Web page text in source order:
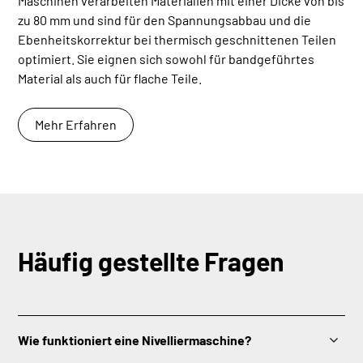
zu 80 mm und sind für den Spannungsabbau und die
Ebenheitskorrektur bei thermisch geschnittenen Teilen
optimiert. Sie eignen sich sowohl für bandgeführtes
Material als auch für flache Teile.
Mehr Erfahren
Häufig gestellte Fragen
Wie funktioniert eine Nivelliermaschine?